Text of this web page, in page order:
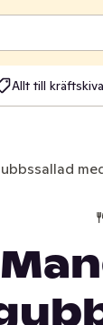
Allt till